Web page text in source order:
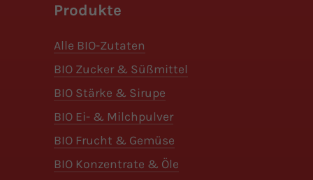
Produkte
Alle BIO-Zutaten
BIO Zucker & Süßmittel
BIO Stärke & Sirupe
BIO Ei- & Milchpulver
BIO Frucht & Gemüse
BIO Konzentrate & Öle